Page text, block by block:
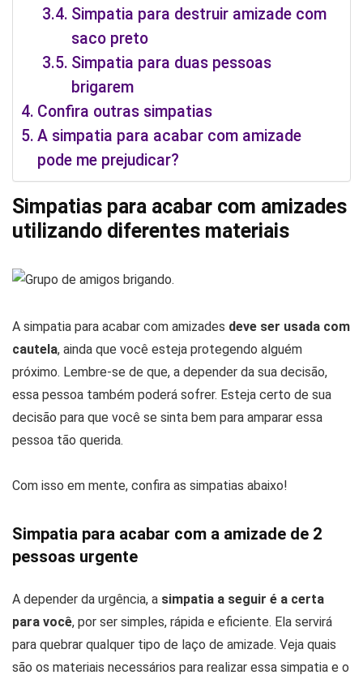
Simpatia para destruir amizade com
saco preto
Simpatia para duas pessoas
brigarem
Confira outras simpatias
A simpatia para acabar com amizade
pode me prejudicar?
Simpatias para acabar com amizades
utilizando diferentes materiais
A simpatia para acabar com amizades deve ser usada com
cautela, ainda que você esteja protegendo alguém
próximo. Lembre-se de que, a depender da sua decisão,
essa pessoa também poderá sofrer. Esteja certo de sua
decisão para que você se sinta bem para amparar essa
pessoa tão querida.
Com isso em mente, confira as simpatias abaixo!
Simpatia para acabar com a amizade de 2
pessoas urgente
A depender da urgência, a simpatia a seguir é a certa
para você, por ser simples, rápida e eficiente. Ela servirá
para quebrar qualquer tipo de laço de amizade. Veja quais
são os materiais necessários para realizar essa simpatia e o